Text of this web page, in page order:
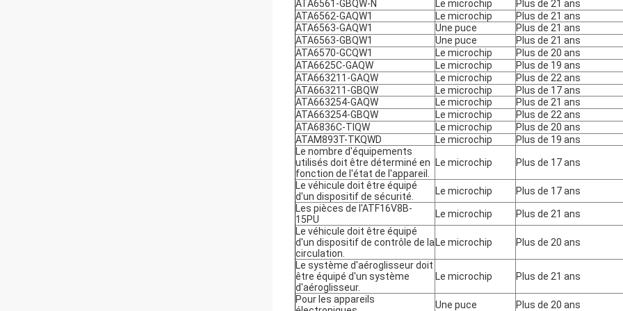
ATA6561-GBQW-N
Le microchip
Plus de 21 ans
ATA6562-GAQW1
Le microchip
Plus de 21 ans
ATA6563-GAQW1
Une puce
Plus de 21 ans
ATA6563-GBQW1
Une puce
Plus de 21 ans
ATA6570-GCQW1
Le microchip
Plus de 20 ans
ATA6625C-GAQW
Le microchip
Plus de 19 ans
ATA663211-GAQW
Le microchip
Plus de 22 ans
ATA663211-GBQW
Le microchip
Plus de 17 ans
ATA663254-GAQW
Le microchip
Plus de 21 ans
ATA663254-GBQW
Le microchip
Plus de 22 ans
ATA6836C-TIQW
Le microchip
Plus de 20 ans
ATAM893T-TKQWD
Le microchip
Plus de 19 ans
Le nombre d'équipements
utilisés doit être déterminé en
fonction de l'état de l'appareil.
Le microchip Plus de 17 ans
Le véhicule doit être équipé
d'un dispositif de sécurité.
Le microchip
Plus de 17 ans
Les pièces de l'ATF16V8B-
15PU
Le microchip
Plus de 21 ans
Le véhicule doit être équipé
d'un dispositif de contrôle de la
circulation.
Le microchip Plus de 20 ans
Le système d'aéroglisseur doit
être équipé d'un système
d'aéroglisseur.
Le microchip Plus de 21 ans
Pour les appareils
Une puce Plus de 20 ans